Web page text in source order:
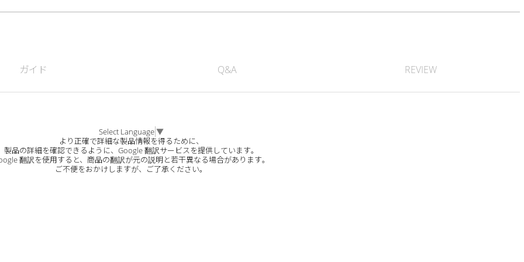
ガイド Q&A REVIEW
Select Language▼
より正確で詳細な製品情報を得るために、
製品の詳細を確認できるように、Google 翻訳サービスを提供しています。
翻訳を使用すると、商品の翻訳が元の説明と若干異なる場合があります。
ご不便をおかけしますが、ご了承ください。